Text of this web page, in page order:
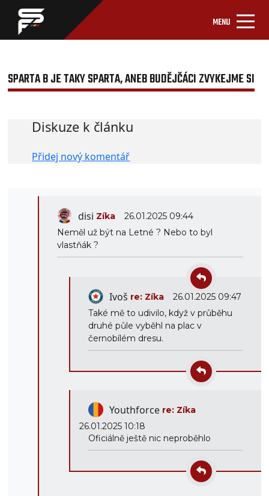
MENU
SPARTA B JE TAKY SPARTA, ANEB BUDĚJČÁCI ZVYKEJME SI
Diskuze k článku
Přidej nový komentář
disi Zíka
26.01.2025 09:44
Neměl už být na Letné ? Nebo to byl
vlastňák ?
Ivoš re: Zíka
26.01.2025 09:47
Také mě to udivilo, když v průběhu
druhé půle vyběhl na plac v
černobílém dresu.
Youthforce re: Zíka
26.01.2025 10:18
Oficiálně ještě nic neproběhlo